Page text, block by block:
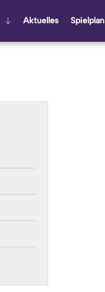
Ak­tu­el­les Spiel­plan